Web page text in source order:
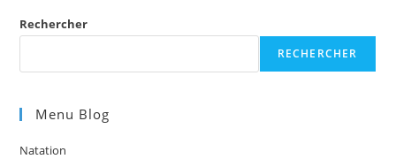
Rechercher
RECHERCHER
Menu Blog
Natation